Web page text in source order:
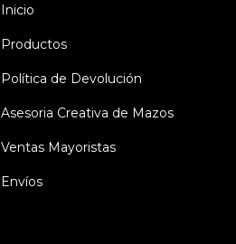
Inicio
Productos
Política de Devolución
Asesoria Creativa de Mazos
Ventas Mayoristas
Envíos